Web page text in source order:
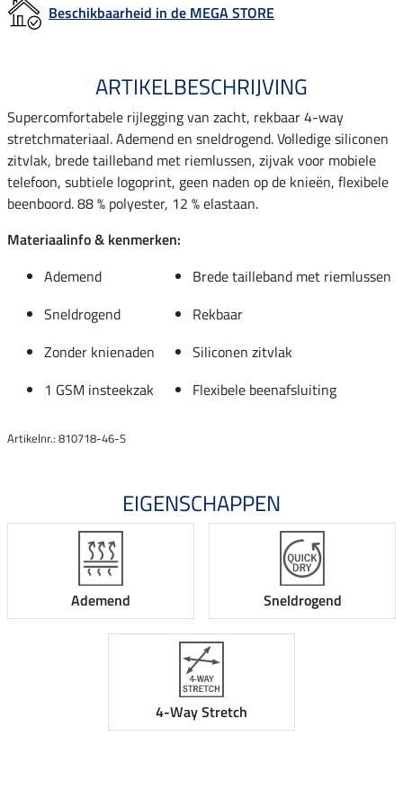
Beschikbaarheid in de MEGA STORE
ARTIKELBESCHRIJVING
Supercomfortabele rijlegging van zacht, rekbaar 4-way
stretchmateriaal. Ademend en sneldrogend. Volledige siliconen
zitvlak, brede tailleband met riemlussen, zijvak voor mobiele
telefoon, subtiele logoprint, geen naden op de knieën, flexibele
beenboord. 88 % polyester, 12 % elastaan.
Materiaalinfo & kenmerken:
Ademend
Brede tailleband met riemlussen
Sneldrogend
Rekbaar
Zonder knienaden
Siliconen zitvlak
1 GSM insteekzak
Flexibele beenafsluiting
Artikelnr.: 810718-46-S
EIGENSCHAPPEN
Ademend Sneldrogend
4-Way Stretch